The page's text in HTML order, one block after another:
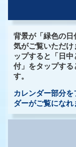
背景が「緑色の
気がご覧いただけ
ップすると「日
付」をタップする
す。
カレンダー部分
ダーがご覧になれ